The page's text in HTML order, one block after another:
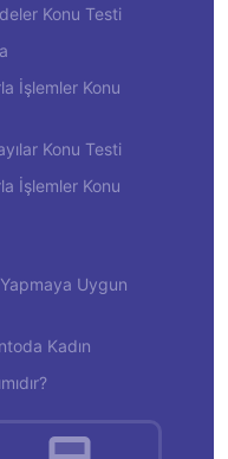
Konu Testi
İşlemler Konu
Konu Testi
İşlemler Konu
Uygun
Kadın